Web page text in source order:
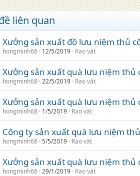
liên quan
Xưởng sản xuất đồ lưu niệm thủ
hongminh68 12/5/2019 Rao vặt
Xưởng sản xuất quà lưu niệm thủ
hongminh68 22/5/2019 Rao vặt
Xưởng sản xuất quà lưu niệm thủ
hongminh68 1/5/2019 Rao vặt
Công ty sản xuất quà lưu niệm
hongminh68 5/5/2019 Rao vặt
Xưởng sản xuất quà lưu niệm thủ
hongminh68 29/1/2019 Rao vặt